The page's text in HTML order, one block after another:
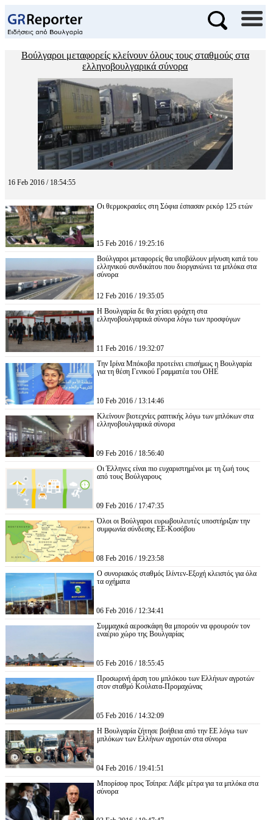
Βούλγαροι μεταφορείς κλείνουν όλους τους σταθμούς στα
ελληνοβουλγαρικά σύνορα
16 Feb 2016 / 18:54:55
Οι θερμοκρασίες στη Σόφια έσπασαν ρεκόρ 125 ετών
15 Feb 2016 / 19:25:16
Βούλγαροι μεταφορείς θα υποβάλουν μήνυση κατά του
ελληνικού συνδικάτου που διοργανώνει τα μπλόκα στα
σύνορα
12 Feb 2016 / 19:35:05
Η Βουλγαρία δε θα χτίσει φράχτη στα
ελληνοβουλγαρικά σύνορα λόγω των προσφύγων
11 Feb 2016 / 19:32:07
Την Ιρίνα Μπόκοβα προτείνει επισήμως η Βουλγαρία
για τη θέση Γενικού Γραμματέα του ΟΗΕ
10 Feb 2016 / 13:14:46
Κλείνουν βιοτεχνίες ραπτικής λόγω των μπλόκων στα
ελληνοβουλγαρικά σύνορα
09 Feb 2016 / 18:56:40
Οι Έλληνες είναι πιο ευχαριστημένοι με τη ζωή τους
από τους Βούλγαρους
09 Feb 2016 / 17:47:35
Όλοι οι Βούλγαροι ευρωβουλευτές υποστήριξαν την
συμφωνία σύνδεσης ΕΕ-Κοσόβου
08 Feb 2016 / 19:23:58
Ο συνοριακός σταθμός Ιλίντεν-Εξοχή κλειστός για όλα
τα οχήματα
06 Feb 2016 / 12:34:41
Συμμαχικά αεροσκάφη θα μπορούν να φρουρούν τον
εναέριο χώρο της Βουλγαρίας
05 Feb 2016 / 18:55:45
Προσωρινή άρση του μπλόκου των Ελλήνων αγροτών
στον σταθμό Κούλατα-Προμαχώνας
05 Feb 2016 / 14:32:09
Η Βουλγαρία ζήτησε βοήθεια από την ΕΕ λόγω των
μπλόκων των Ελλήνων αγροτών στα σύνορα
04 Feb 2016 / 19:41:51
Μπορίσοφ προς Τσίπρα: Λάβε μέτρα για τα μπλόκα στα
σύνορα